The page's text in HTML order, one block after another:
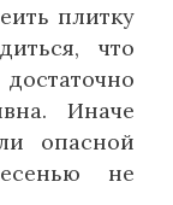
плитку
что
Иначе
опасной
не